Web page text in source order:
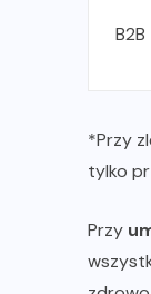
B2B
*Przy
tylko
Przy